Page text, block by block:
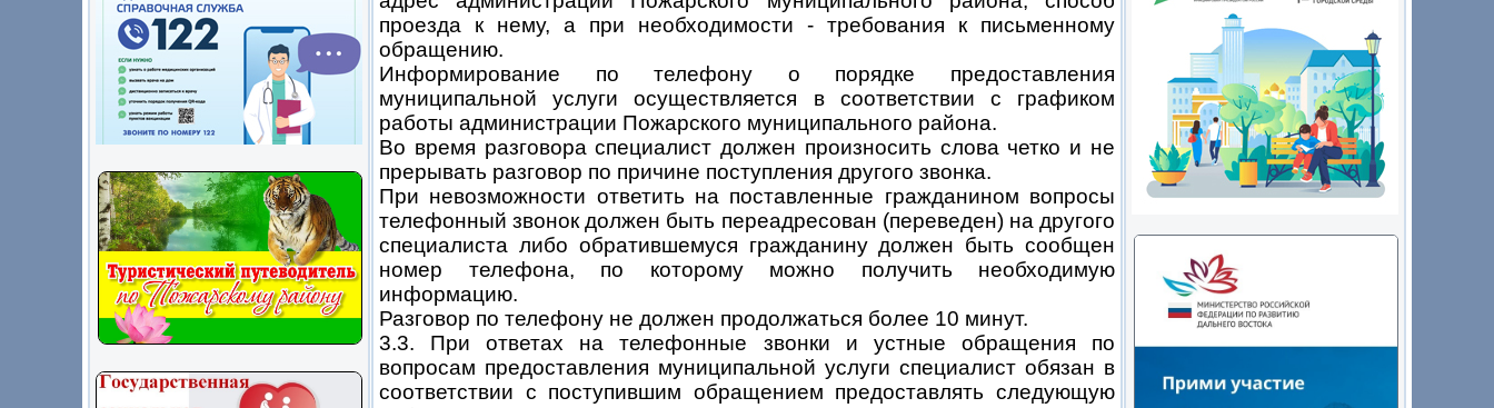
проезда к нему, а при необходимости - требования к письменному
обращению.
Информирование по телефону о порядке предоставления
муниципальной услуги осуществляется в соответствии с графиком
работы администрации Пожарского муниципального района.
Во время разговора специалист должен произносить слова четко и не
прерывать разговор по причине поступления другого звонка.
При невозможности ответить на поставленные гражданином вопросы
телефонный звонок должен быть переадресован (переведен) на другого
специалиста либо обратившемуся гражданину должен быть сообщен
номер телефона, по которому можно получить необходимую
информацию.
Разговор по телефону не должен продолжаться более 10 минут.
3.3. При ответах на телефонные звонки и устные обращения по
вопросам предоставления муниципальной услуги специалист обязан в
соответствии с поступившим обращением предоставлять следующую